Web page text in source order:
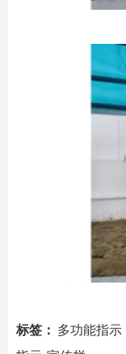
标签： 多功能指示